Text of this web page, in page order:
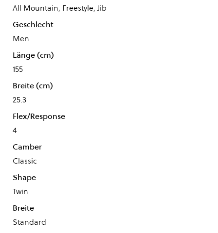
All Mountain, Freestyle, Jib
Geschlecht
Men
Länge (cm)
155
Breite (cm)
25.3
Flex/Response
4
Camber
Classic
Shape
Twin
Breite
Standard